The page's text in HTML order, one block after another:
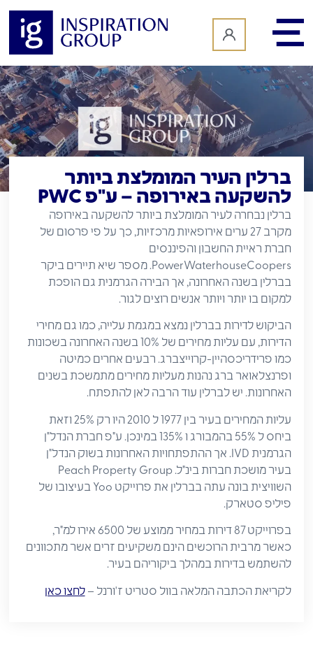
ברלין העיר המומלצת ביותר
להשקעה באירופה – ע"פ PWC
ברלין נבחרה לעיר המומלצת ביותר להשקעה באירופה
מקרב 27 ערים אירופאיות מרכזיות, כך על פי פרסום של
חברת ראיית החשבון והפיננסים
PowerWaterhouseCoopers. מספר שיא תיירים ביקר
בברלין בשנה האחרונה, אך הבירה הגרמנית גם הופכת
למקום בו יותר ויותר אנשים רוצים לגור.
הביקוש לדירות בברלין נמצא במגמת עלייה, כמו גם מחירי
הדירות, עם עליות מחירים של 10% בשנה האחרונה בשכונות
כמו פרידריכסהיין-קרוייצברג. רבעים אחרים כמיטה
ופרנצלאואר ברג נהנות מעליות מחירים מתמשכת בשנים
האחרונות. יש לברלין עוד הרבה לאן להתפתח.
עליות המחירים בעיר בין 1977 ל 2010 היו רק 25% וזאת
ביחס ל 55% בהמבורג ו 135% במינכן. ע"פ חברת הנדל"ן
הגרמנית IVD. אך ההתפתחויות האחרונות בשוק הנדל"ן
בעיר מושכת חברות בינ"ל. Peach Property Group
השוויצית בונה עתה בברלין את פרוייקט Yoo בעיצובו של
פיליפ סטארק.
בפרוייקט 87 דירות במחיר ממוצע של 6500 אירו למ"ר,
כאשר מרבית הרוכשים הינם משקיעים זרים אשר מתכוונים
להשתמש בדירות במהלך ביקוריהם בעיר.
לקריאת הכתבה המלאה בוול סטריט ז'ורנל –לחצו כאן